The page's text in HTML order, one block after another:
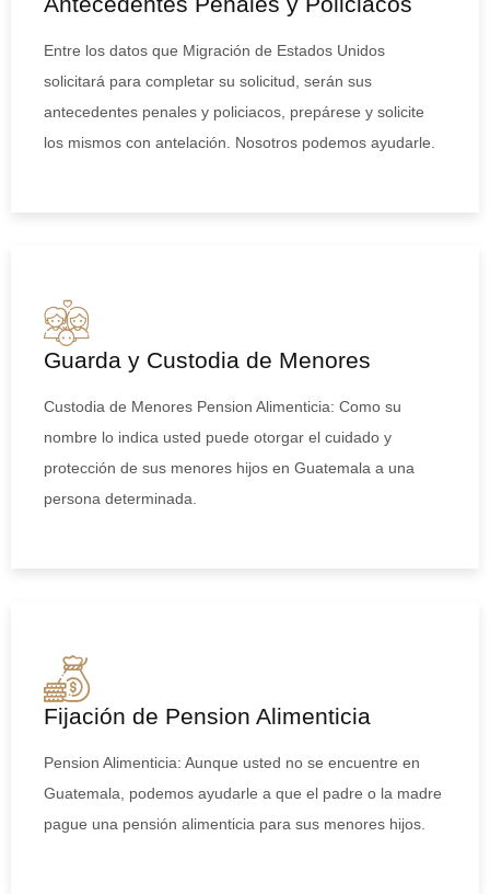
Entre los datos que Migración de Estados Unidos
solicitará para completar su solicitud, serán sus
antecedentes penales y policiacos, prepárese y solicite
los mismos con antelación. Nosotros podemos ayudarle.
Guarda y Custodia de Menores
Custodia de Menores Pension Alimenticia: Como su
nombre lo indica usted puede otorgar el cuidado y
protección de sus menores hijos en Guatemala a una
persona determinada.
Fijación de Pension Alimenticia
Pension Alimenticia: Aunque usted no se encuentre en
Guatemala, podemos ayudarle a que el padre o la madre
pague una pensión alimenticia para sus menores hijos.